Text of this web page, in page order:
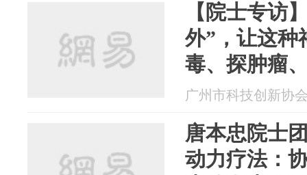
【院士专访
外”，让这种
毒、探肿瘤
广州市科技创新协
唐本忠院士
动力疗法：